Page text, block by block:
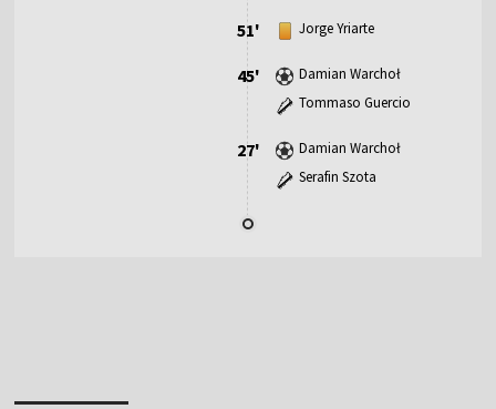
51' Jorge Yriarte
45'
Damian Warchoł
Tommaso Guercio
27'
Damian Warchoł
Serafin Szota